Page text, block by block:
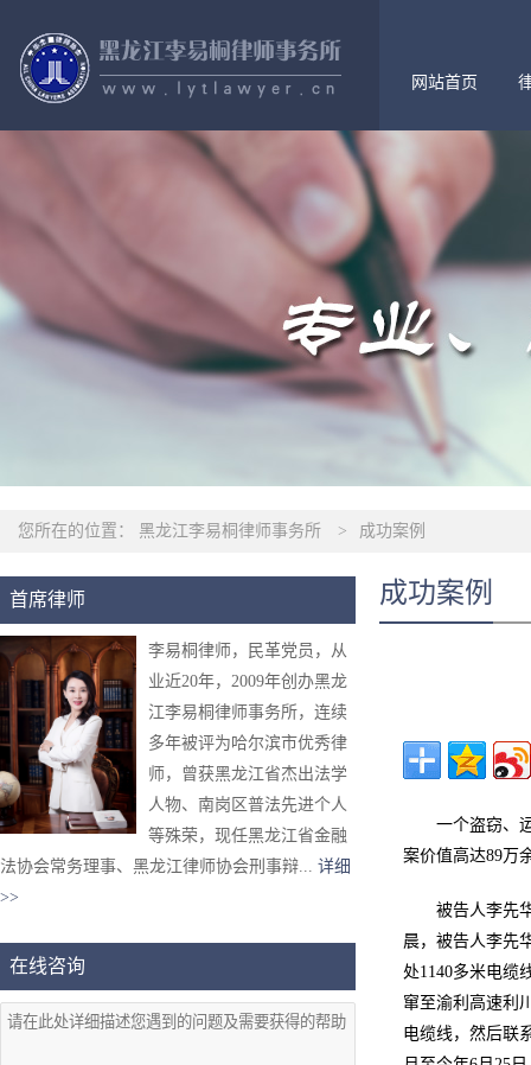
网站首页
您所在的位置： 黑龙江李易桐律师事务所 > 成功案例
首席律师
李易桐律师，民革党员，从
业近20年，2009年创办黑龙
江李易桐律师事务所，连续
多年被评为哈尔滨市优秀律
师，曾获黑龙江省杰出法学
人物、南岗区普法先进个人
等殊荣，现任黑龙江省金融
法协会常务理事、黑龙江律师协会刑事辩... 详细
>>
在线咨询
成功案例
一个盗窃、
案价值高达89万
被告人李先
晨，被告人李先
处1140多米电缆
窜至渝利高速利
电缆线，然后联